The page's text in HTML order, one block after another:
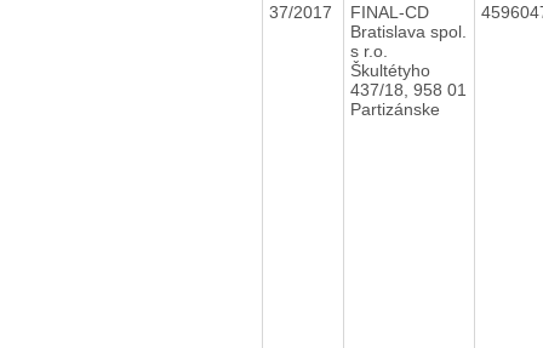
37/2017
FINAL-CD
Bratislava spol.
s r.o.
Škultétyho
437/18, 958 01
Partizánske